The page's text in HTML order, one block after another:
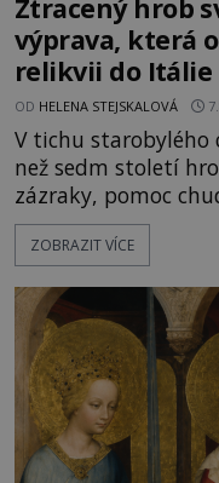
Ztracený hrob
výprava, která
relikvii do Itálie
OD HELENA STEJSKALOVÁ
V tichu starobylého
než sedm století
zázraky, pomoc
bouřích. Pak ale
se mění v dějiště
Mikuláše a odváží
Je to zbožná
promyšlená krádež,
ZOBRAZIT VÍCE